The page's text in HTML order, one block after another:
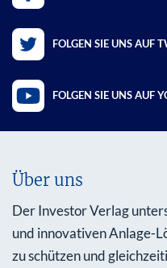
FOLGEN SIE UNS AUF
FOLGEN SIE UNS AUF
Über uns
Der Investor Verlag
und innovativen Anlage-
zu schützen und